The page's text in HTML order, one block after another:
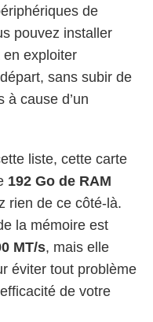
de
pouvez installer
en exploiter
sans subir de
à cause d’un
liste, cette carte
192 Go de RAM
rien de ce côté-là.
la mémoire est
MT/s, mais elle
éviter tout problème
de votre